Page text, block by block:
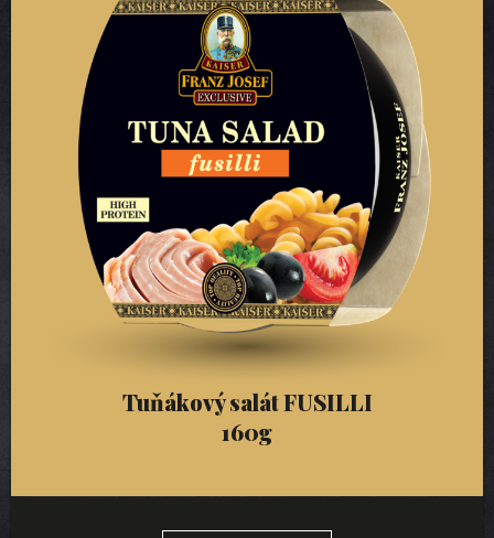
Tuňákový salát FUSILLI
160g